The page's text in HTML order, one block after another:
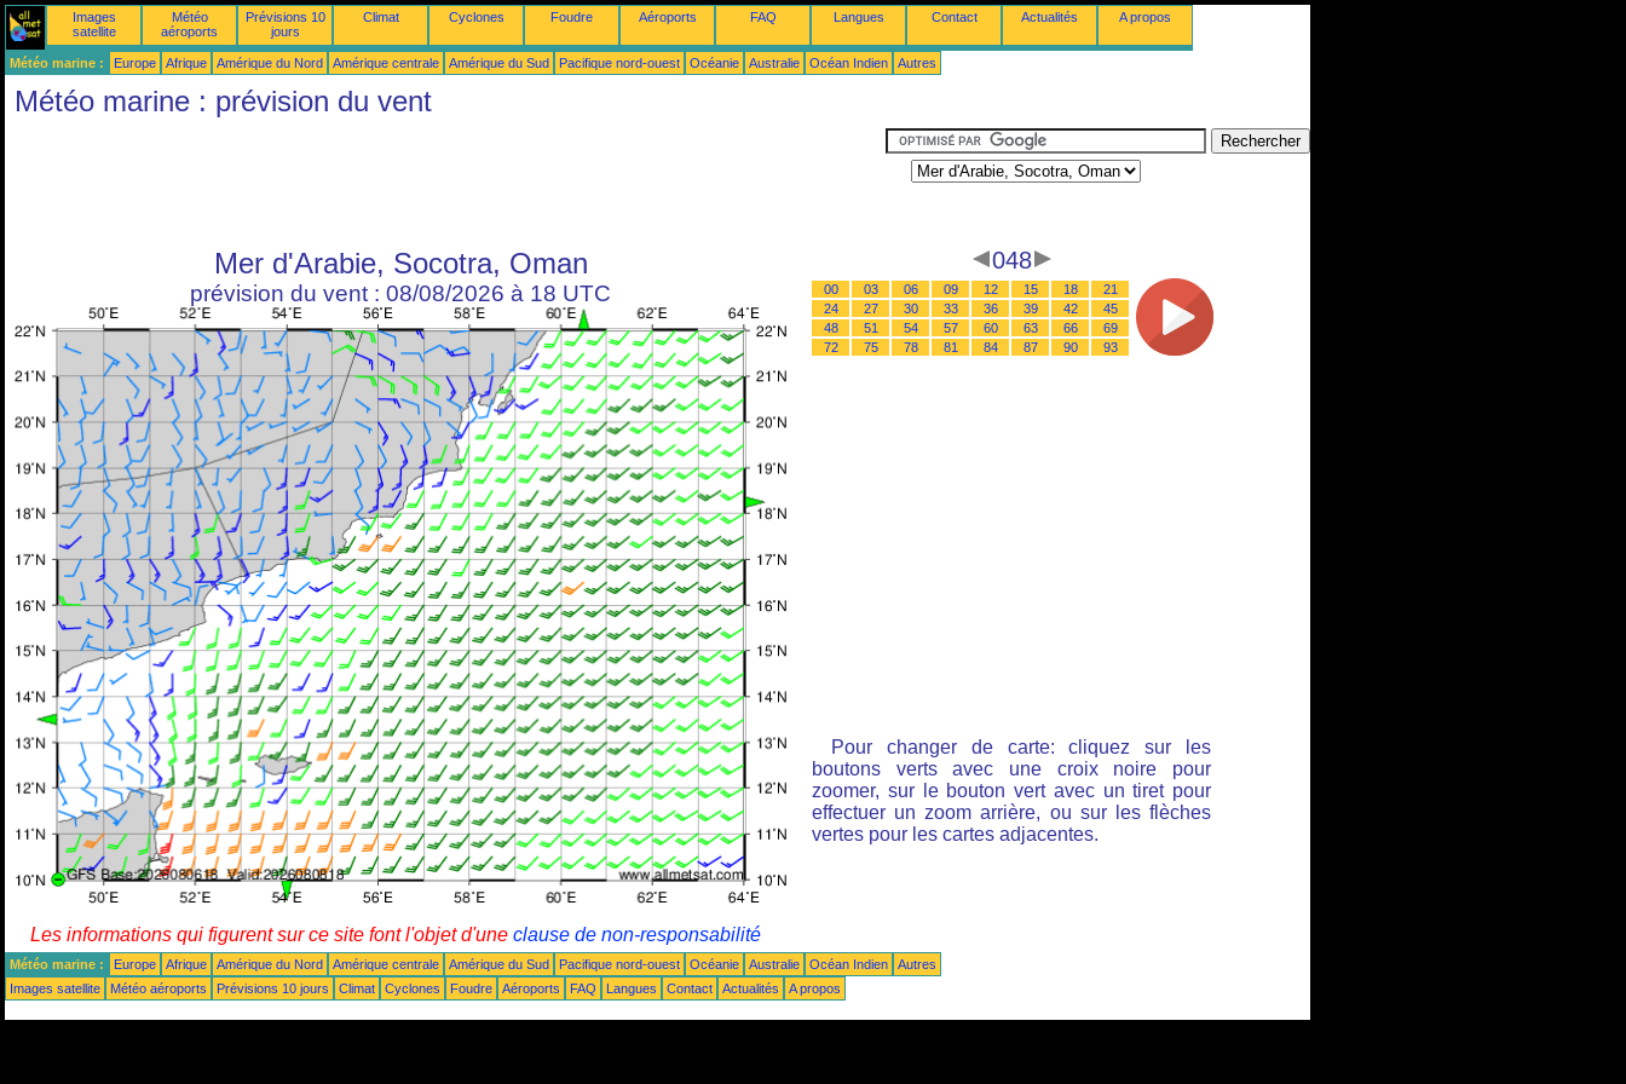
Images
satellite
Météo
aéroports
Prévisions 10
jours
Climat Cyclones Foudre Aéroports FAQ Langues Contact Actualités A propos
Météo marine : Europe Afrique Amérique du Nord Amérique centrale Amérique du Sud Pacifique nord-ouest Océanie Australie Océan Indien Autres
Météo marine : prévision du vent
Mer d'Arabie, Socotra, Oman
prévision du vent : 08/08/2026 à 18 UTC
048
00 03 06 09 12 15 18
21
24
27 30 33 36 39 42
45
48
51 54 57 60 63 66
69
72
75 78 81 84 87 90 93
Pour changer de carte: cliquez sur les
boutons verts avec une croix noire pour
zoomer, sur le bouton vert avec un tiret pour
effectuer un zoom arrière, ou sur les flèches
vertes pour les cartes adjacentes.
Les informations qui figurent sur ce site font l'objet d'une clause de non-responsabilité
Météo marine : Europe Afrique Amérique du Nord Amérique centrale Amérique du Sud Pacifique nord-ouest Océanie Australie Océan Indien
Autres
Images satellite
Météo aéroports Prévisions 10 jours Climat Cyclones Foudre Aéroports FAQ Langues Contact Actualités A propos